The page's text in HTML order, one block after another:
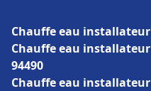
Chauffe eau installateur
Chauffe eau
94490
Chauffe eau